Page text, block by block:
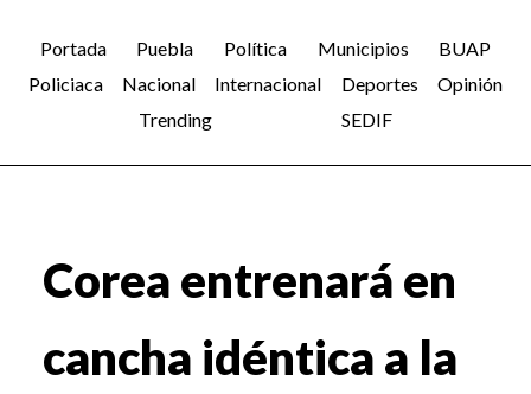
Portada Puebla Política Municipios
BUAP
Policiaca
Nacional Internacional Deportes
Opinión
Trending
SEDIF
Corea entrenará en
cancha idéntica a la